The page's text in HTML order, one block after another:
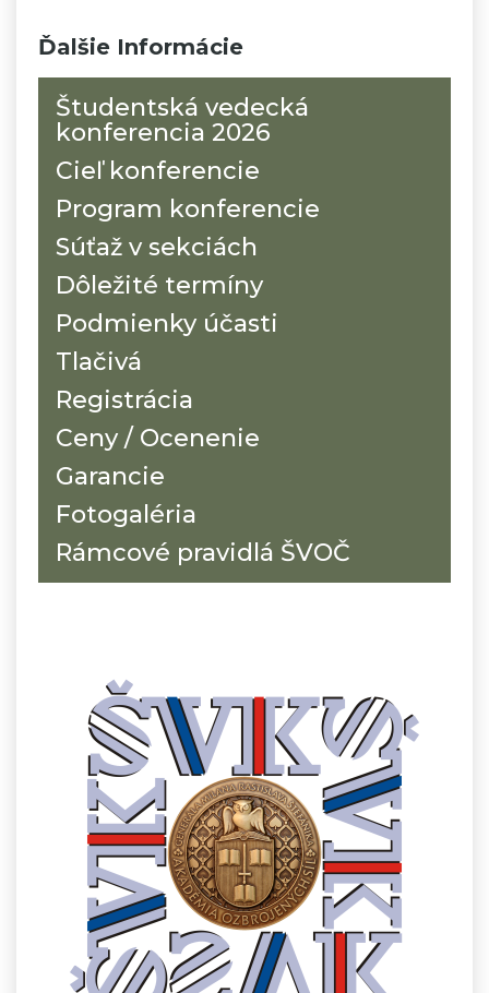
Ďalšie Informácie
Študentská vedecká
konferencia 2026
Cieľ konferencie
Program konferencie
Súťaž v sekciách
Dôležité termíny
Podmienky účasti
Tlačivá
Registrácia
Ceny / Ocenenie
Garancie
Fotogaléria
Rámcové pravidlá ŠVOČ